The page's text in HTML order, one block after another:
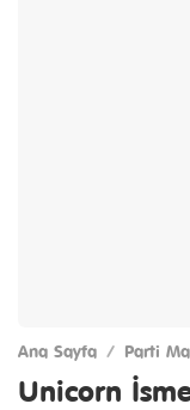
Ana Sayfa / Parti
Unicorn